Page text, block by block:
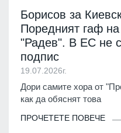
Борисов за
Поредният гаф на
"Радев". В ЕС не
подпис
19.07.2026г.
Дори самите хора от
как да обяснят това
ПРОЧЕТЕТЕ ПОВЕЧЕ